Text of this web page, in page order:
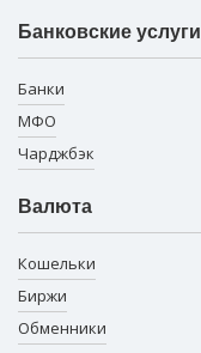
Банковские услуги
Банки
МФО
Чарджбэк
Валюта
Кошельки
Биржи
Обменники